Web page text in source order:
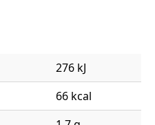
276 kJ
66 kcal